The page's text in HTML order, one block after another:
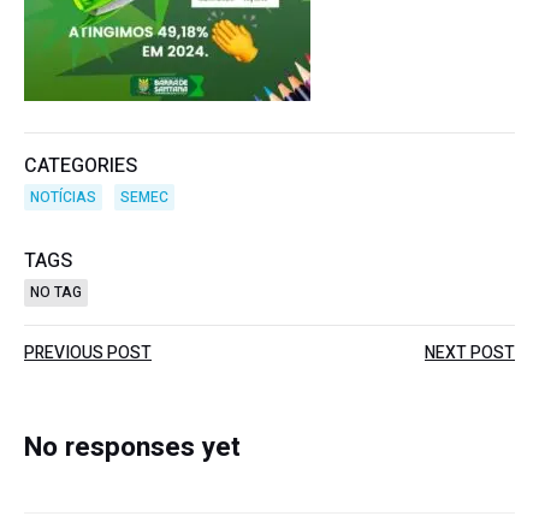
CATEGORIES
NOTÍCIAS SEMEC
TAGS
NO TAG
Post
navigation
PREVIOUS POST NEXT POST
No responses yet